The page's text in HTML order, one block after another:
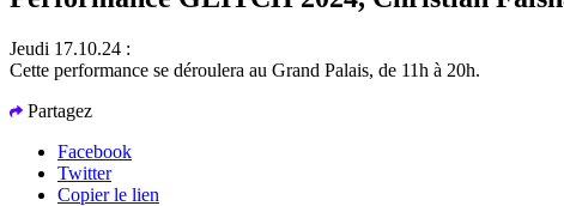
Jeudi 17.10.24 :
Cette performance se déroulera au Grand Palais, de 11h à 20h.
Partagez
Facebook
Twitter
Copier le lien